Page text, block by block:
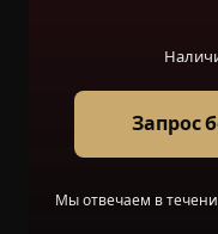
Запрос
Мы отвечаем в